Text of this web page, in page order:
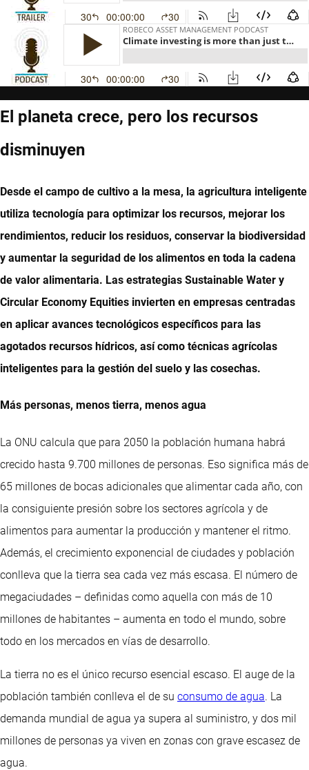
El planeta crece, pero los recursos
disminuyen
Desde el campo de cultivo a la mesa, la agricultura inteligente
utiliza tecnología para optimizar los recursos, mejorar los
rendimientos, reducir los residuos, conservar la biodiversidad
y aumentar la seguridad de los alimentos en toda la cadena
de valor alimentaria. Las estrategias Sustainable Water y
Circular Economy Equities invierten en empresas centradas
en aplicar avances tecnológicos específicos para las
agotados recursos hídricos, así como técnicas agrícolas
inteligentes para la gestión del suelo y las cosechas.
Más personas, menos tierra, menos agua
La ONU calcula que para 2050 la población humana habrá
crecido hasta 9.700 millones de personas. Eso significa más de
65 millones de bocas adicionales que alimentar cada año, con
la consiguiente presión sobre los sectores agrícola y de
alimentos para aumentar la producción y mantener el ritmo.
Además, el crecimiento exponencial de ciudades y población
conlleva que la tierra sea cada vez más escasa. El número de
megaciudades – definidas como aquella con más de 10
millones de habitantes – aumenta en todo el mundo, sobre
todo en los mercados en vías de desarrollo.
La tierra no es el único recurso esencial escaso. El auge de la
población también conlleva el de su consumo de agua. La
demanda mundial de agua ya supera al suministro, y dos mil
millones de personas ya viven en zonas con grave escasez de
agua.